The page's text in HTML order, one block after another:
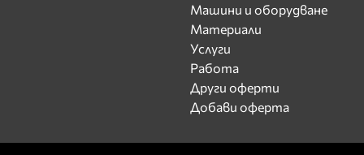
Машини и оборудване
Материали
Услуги
Работа
Други оферти
Добави оферта